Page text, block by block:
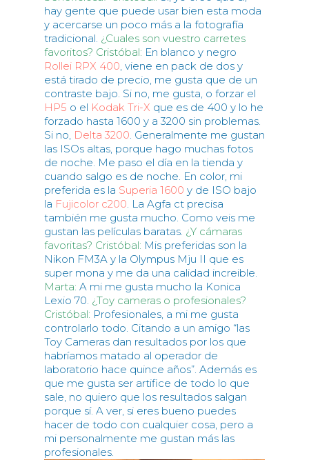
hay gente que puede usar bien esta moda
y acercarse un poco más a la fotografía
tradicional. ¿Cuales son vuestro carretes
favoritos? Cristóbal: En blanco y negro
Rollei RPX 400, viene en pack de dos y
está tirado de precio, me gusta que de un
contraste bajo. Si no, me gusta, o forzar el
HP5 o el Kodak Tri-X que es de 400 y lo he
forzado hasta 1600 y a 3200 sin problemas.
Si no, Delta 3200. Generalmente me gustan
las ISOs altas, porque hago muchas fotos
de noche. Me paso el día en la tienda y
cuando salgo es de noche. En color, mi
preferida es la Superia 1600 y de ISO bajo
la Fujicolor c200. La Agfa ct precisa
también me gusta mucho. Como veis me
gustan las películas baratas. ¿Y cámaras
favoritas? Cristóbal: Mis preferidas son la
Nikon FM3A y la Olympus Mju II que es
super mona y me da una calidad increible.
Marta: A mi me gusta mucho la Konica
Lexio 70. ¿Toy cameras o profesionales?
Cristóbal: Profesionales, a mi me gusta
controlarlo todo. Citando a un amigo “las
Toy Cameras dan resultados por los que
habríamos matado al operador de
laboratorio hace quince años”. Además es
que me gusta ser artifice de todo lo que
sale, no quiero que los resultados salgan
porque sí. A ver, si eres bueno puedes
hacer de todo con cualquier cosa, pero a
mi personalmente me gustan más las
profesionales.